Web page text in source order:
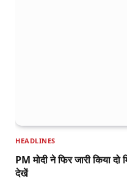
HEADLINES
PM मोदी ने फिर जारी किया
देखें